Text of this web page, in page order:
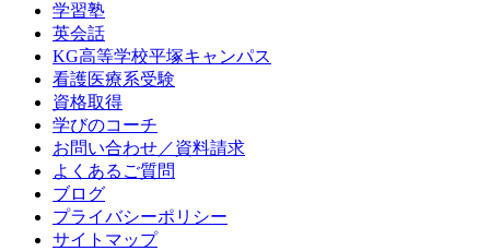
学習塾
英会話
KG高等学校平塚キャンパス
看護医療系受験
資格取得
学びのコーチ
お問い合わせ／資料請求
よくあるご質問
ブログ
プライバシーポリシー
サイトマップ